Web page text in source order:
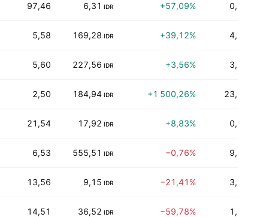
97,46 6,31 IDR +57,09% 0,00%
5,58 169,28 IDR +39,12% 4,56%
5,60 227,56 IDR +3,56% 3,53%
2,50 184,94 IDR +1 500,26% 23,23%
21,54 17,92 IDR +8,83% 0,64%
6,53 555,51 IDR −0,76% 9,65%
13,56 9,15 IDR −21,41% 3,31%
14,51 36,52 IDR −59,78% 1,89%